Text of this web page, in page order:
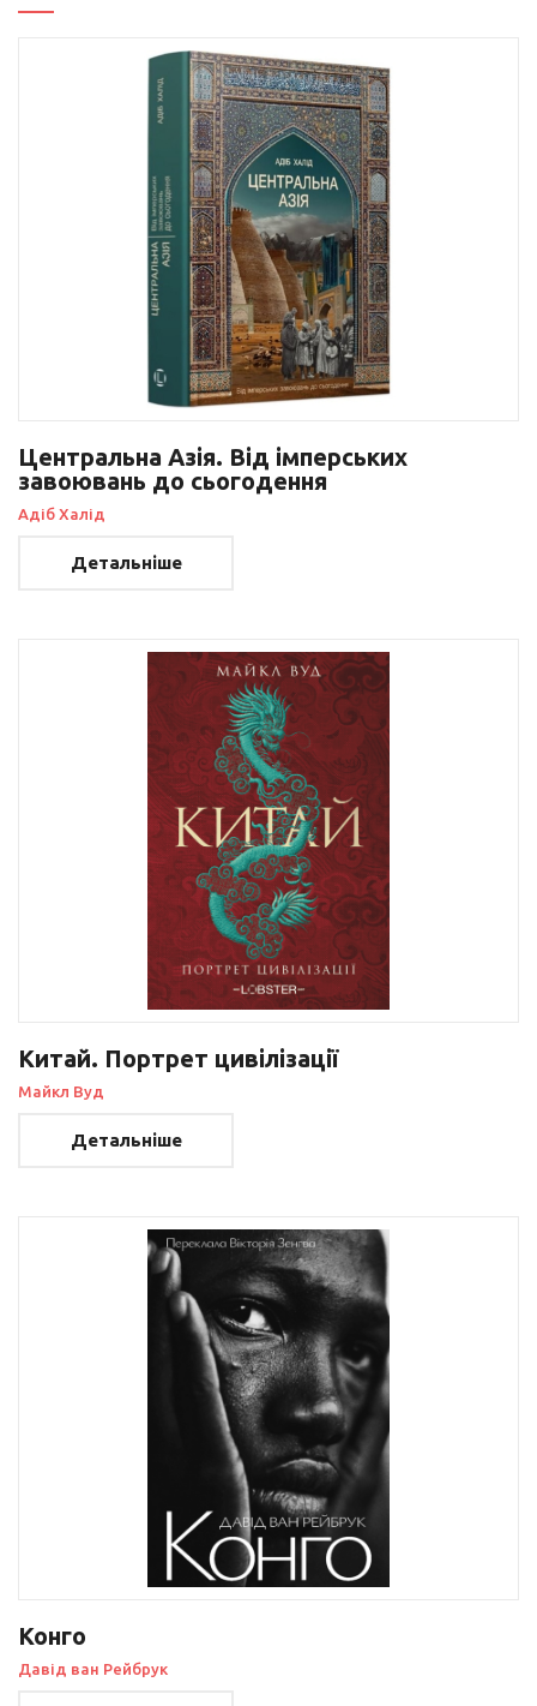
Центральна Азія. Від імперських
завоювань до сьогодення
Адіб Халід
Детальніше
Китай. Портрет цивілізації
Майкл Вуд
Детальніше
Конго
Давід ван Рейбрук